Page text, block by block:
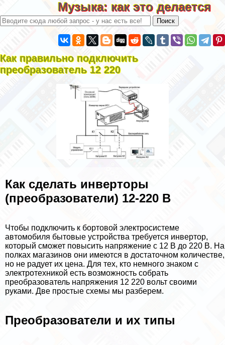
Музыка: как это делается
Как правильно подключить
преобразователь 12 220
Как сделать инверторы
(преобразователи) 12-220 В
Чтобы подключить к бортовой электросистеме
автомобиля бытовые устройства требуется инвертор,
который сможет повысить напряжение с 12 В до 220 В. На
полках магазинов они имеются в достаточном количестве,
но не радует их цена. Для тех, кто немного знаком с
электротехникой есть возможность собрать
преобразователь напряжения 12 220 вольт своими
руками. Две простые схемы мы разберем.
Преобразователи и их типы